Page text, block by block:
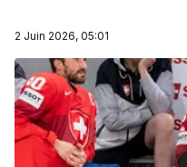
2 Juin 2026, 05:01